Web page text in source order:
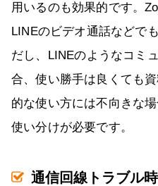
用いるのも効果的です。
LINEのビデオ通話などで
だし、LINEのようなコミ
合、使い勝手は良くても
的な使い方には不向きな
使い分けが必要です。
通信回線トラブル